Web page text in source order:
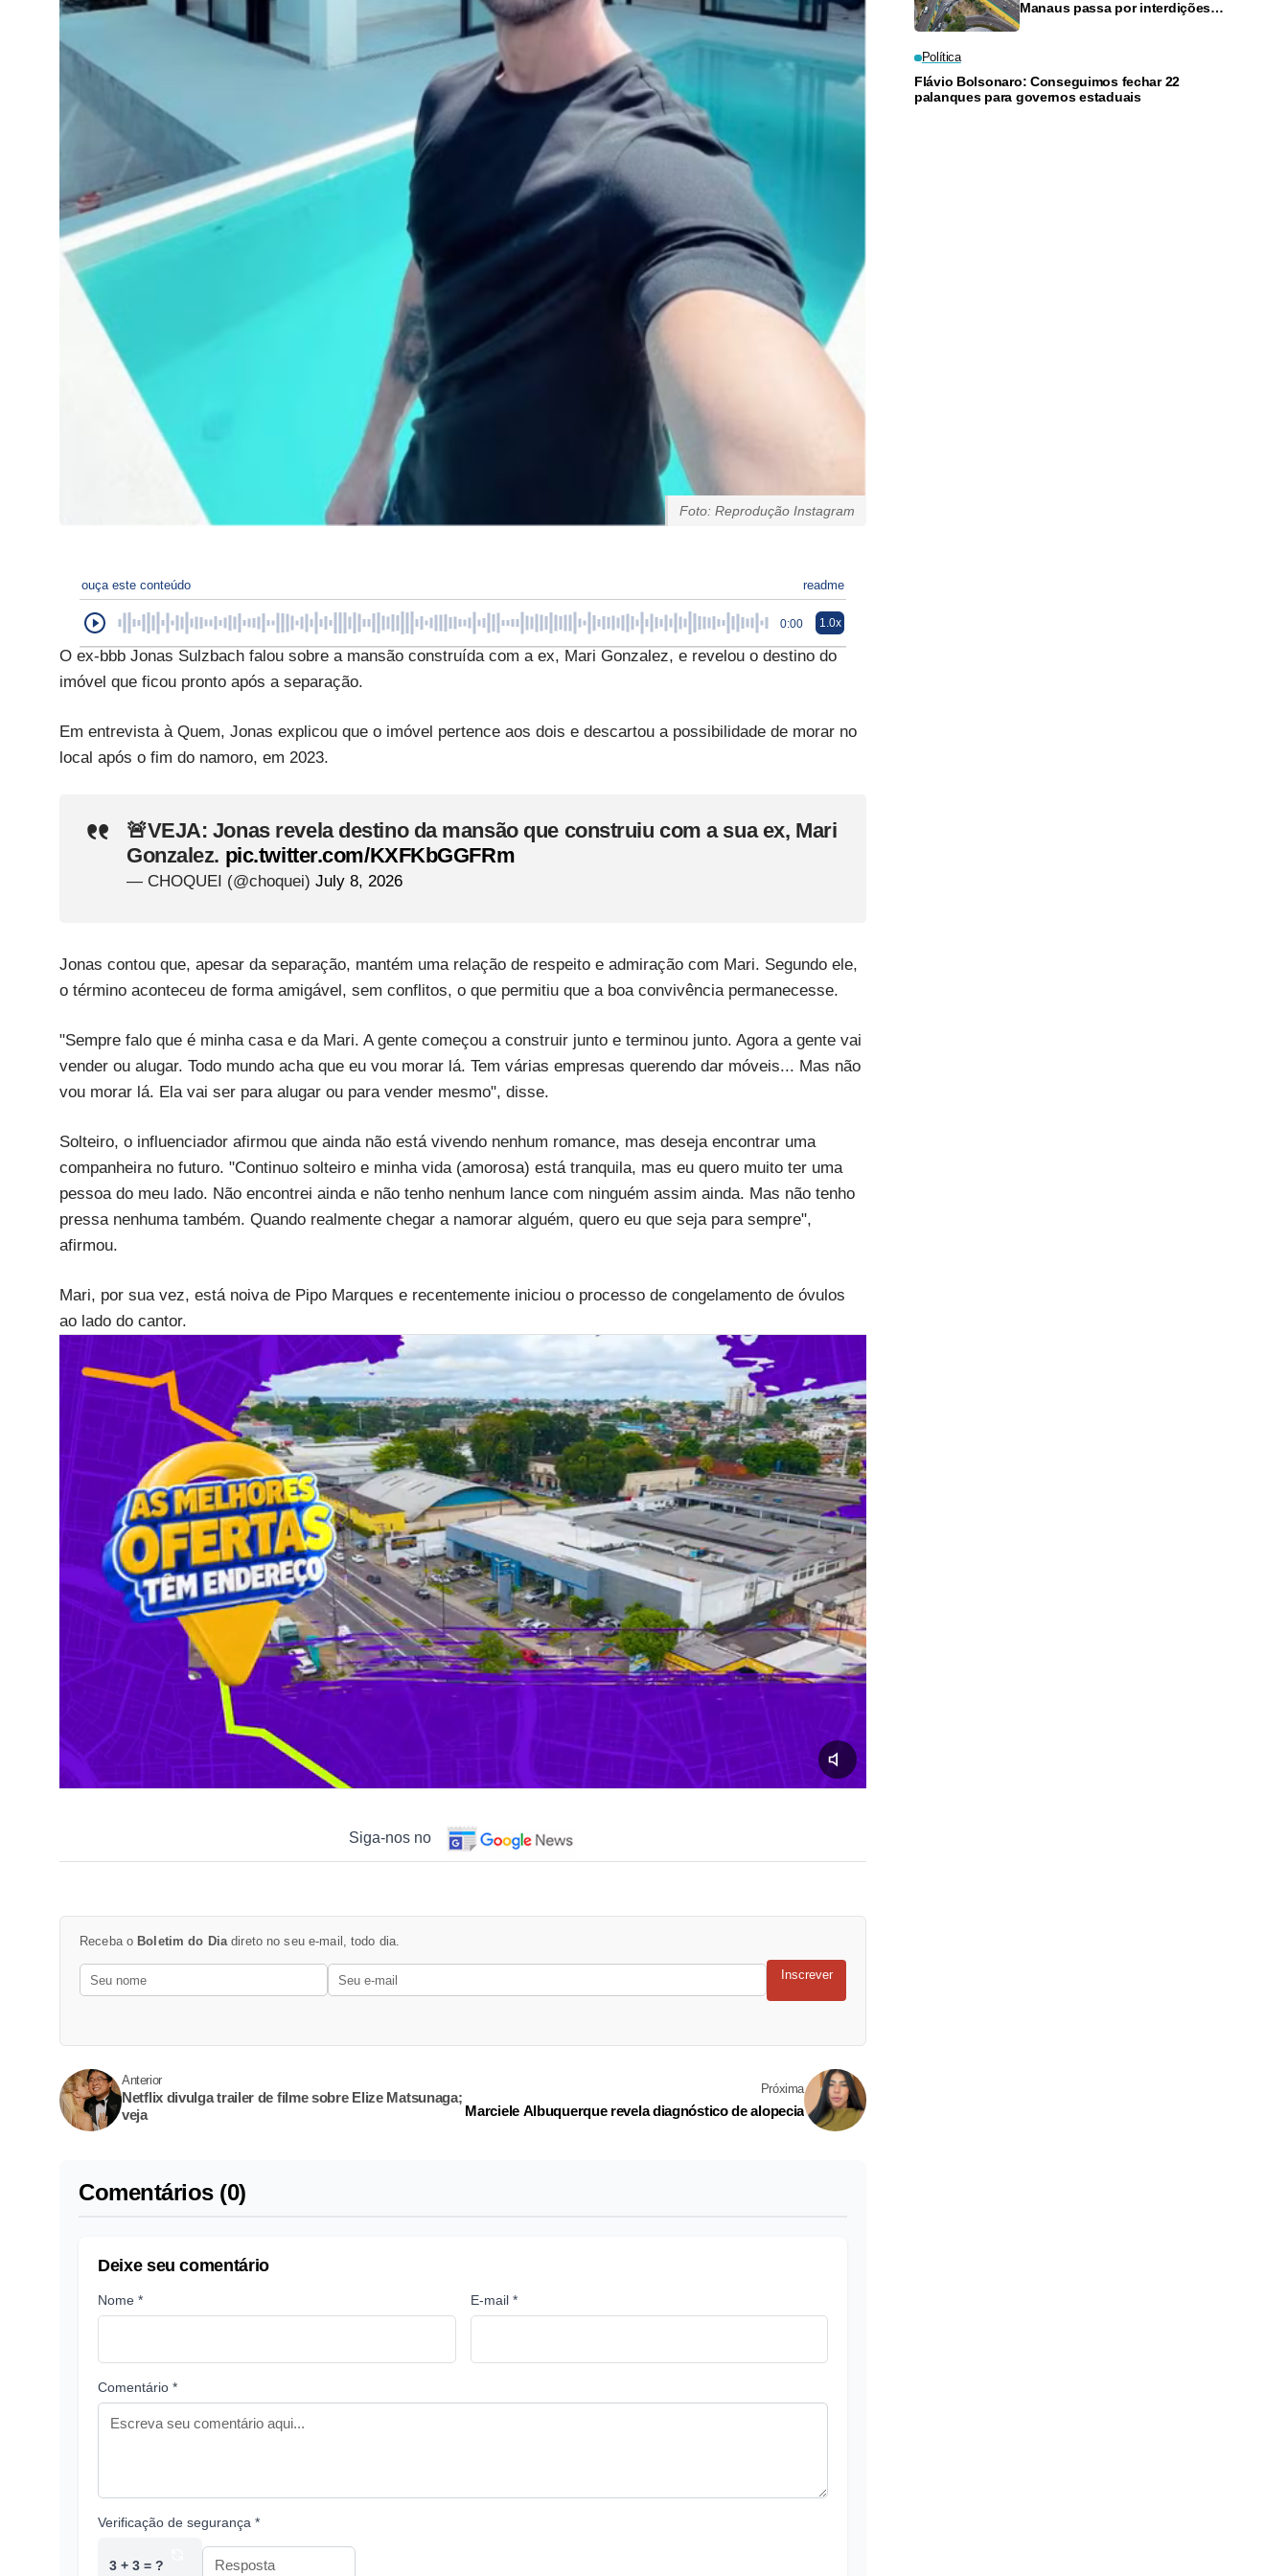
Foto: Reprodução Instagram
ouça este conteúdo readme
0:00 1.0x
O ex-bbb Jonas Sulzbach falou sobre a mansão construída com a ex, Mari Gonzalez, e revelou o destino do
imóvel que ficou pronto após a separação.
Em entrevista à Quem, Jonas explicou que o imóvel pertence aos dois e descartou a possibilidade de morar no
local após o fim do namoro, em 2023.
🚨VEJA: Jonas revela destino da mansão que construiu com a sua ex, Mari
Gonzalez. pic.twitter.com/KXFKbGGFRm
— CHOQUEI (@choquei) July 8, 2026
Jonas contou que, apesar da separação, mantém uma relação de respeito e admiração com Mari. Segundo ele,
o término aconteceu de forma amigável, sem conflitos, o que permitiu que a boa convivência permanecesse.
"Sempre falo que é minha casa e da Mari. A gente começou a construir junto e terminou junto. Agora a gente vai
vender ou alugar. Todo mundo acha que eu vou morar lá. Tem várias empresas querendo dar móveis... Mas não
vou morar lá. Ela vai ser para alugar ou para vender mesmo", disse.
Solteiro, o influenciador afirmou que ainda não está vivendo nenhum romance, mas deseja encontrar uma
companheira no futuro. "Continuo solteiro e minha vida (amorosa) está tranquila, mas eu quero muito ter uma
pessoa do meu lado. Não encontrei ainda e não tenho nenhum lance com ninguém assim ainda. Mas não tenho
pressa nenhuma também. Quando realmente chegar a namorar alguém, quero eu que seja para sempre",
afirmou.
Mari, por sua vez, está noiva de Pipo Marques e recentemente iniciou o processo de congelamento de óvulos
ao lado do cantor.
Siga-nos no
Receba o Boletim do Dia direto no seu e-mail, todo dia.
Inscrever
Anterior
Netflix divulga trailer de filme sobre Elize Matsunaga;
veja
Próxima
Marciele Albuquerque revela diagnóstico de alopecia
Comentários (0)
Deixe seu comentário
Nome * E-mail *
Comentário *
Verificação de segurança *
3 + 3 = ?
Manaus passa por interdições
Política
Flávio Bolsonaro: Conseguimos fechar 22
palanques para governos estaduais